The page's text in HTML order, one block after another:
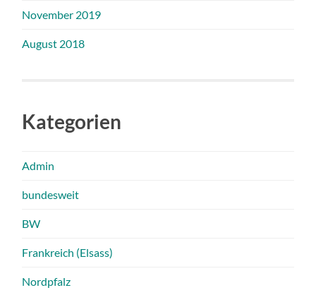
November 2019
August 2018
Kategorien
Admin
bundesweit
BW
Frankreich (Elsass)
Nordpfalz